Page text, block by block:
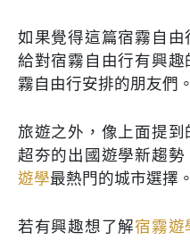
如果覺得這篇宿霧自
給對宿霧自由行有興
霧自由行安排的朋友們。
旅遊之外，像上面提到
超夯的出國遊學新趨
遊學最熱門的城市選擇。
若有興趣想了解宿霧遊